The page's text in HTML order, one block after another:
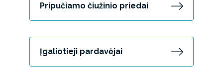
Pripučiamo čiužinio priedai
Įgaliotieji pardavėjai